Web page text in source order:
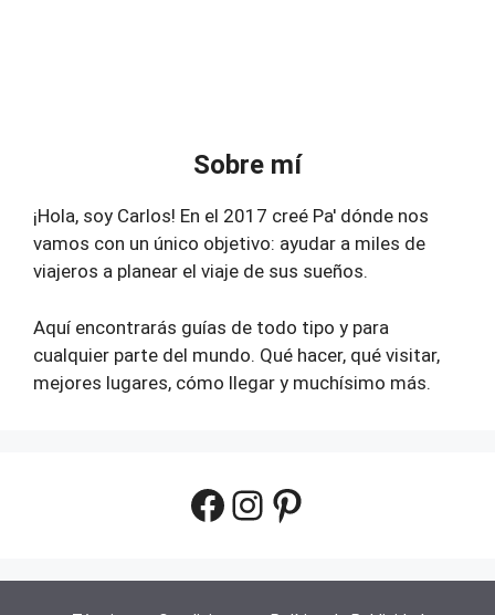
Sobre mí
¡Hola, soy Carlos! En el 2017 creé Pa' dónde nos
vamos con un único objetivo: ayudar a miles de
viajeros a planear el viaje de sus sueños.
Aquí encontrarás guías de todo tipo y para
cualquier parte del mundo. Qué hacer, qué visitar,
mejores lugares, cómo llegar y muchísimo más.
Facebook
Instagram
Pinterest